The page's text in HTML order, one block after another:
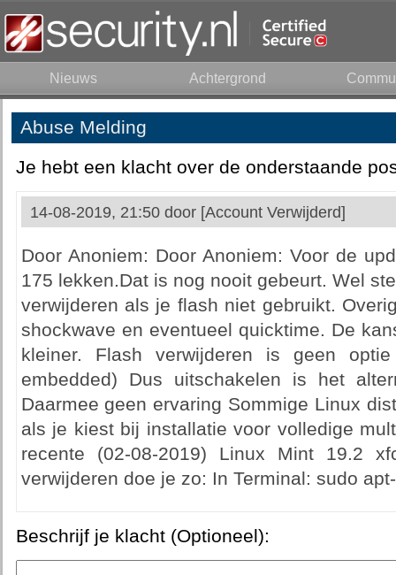
Nieuws Achtergrond
Abuse Melding
Je hebt een klacht over de onderstaande
14-08-2019, 21:50 door [Account Verwijderd]
Door Anoniem: Door Anoniem: Voor de
175 lekken.Dat is nog nooit gebeurt. Wel
verwijderen als je flash niet gebruikt.
shockwave en eventueel quicktime. De
kleiner. Flash verwijderen is geen
embedded) Dus uitschakelen is het
Daarmee geen ervaring Sommige Linux
als je kiest bij installatie voor volledige
recente (02-08-2019) Linux Mint 19.2
verwijderen doe je zo: In Terminal: sudo
Beschrijf je klacht (Optioneel):